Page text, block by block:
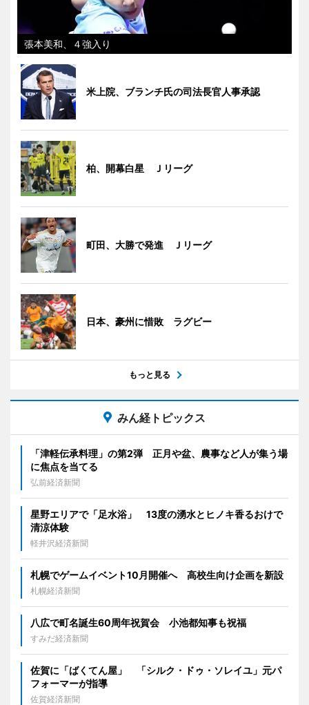
張本美和、４強入り
米上院、ブランチ氏の司法長官人事承認
柏、開幕白星 Ｊリーグ
町田、大勝で発進 Ｊリーグ
日本、豪州に惜敗 ラグビー
もっと見る
みん経トピックス
「津軽伝承料理」の第2弾 正月や盆、農事など人が集う場
に焦点を当てる
弘前経済新聞
星野エリアで「足水浴」 13度の湧水とヒノキ香るおけで
清涼体験
軽井沢経済新聞
札幌でゲームイベント10月開催へ 高校生向け企画を新設
札幌経済新聞
八広で町名誕生60周年祝賀会 小池都知事も祝福
すみだ経済新聞
佐賀に「ばくてん屋」 「シルク・ドゥ・ソレイユ」元パ
フォーマーが指導
佐賀経済新聞